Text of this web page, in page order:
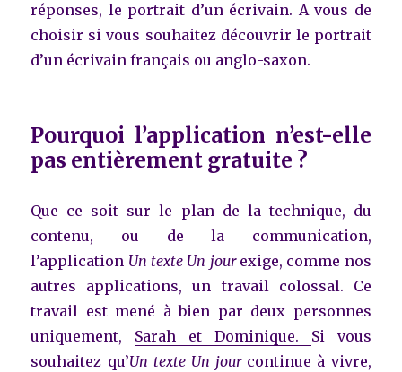
réponses, le portrait d’un écrivain. A vous de
choisir si vous souhaitez découvrir le portrait
d’un écrivain français ou anglo-saxon.
Pourquoi l’application n’est-elle
pas entièrement gratuite ?
Que ce soit sur le plan de la technique, du
contenu, ou de la communication,
l’application Un texte Un jourexige, comme nos
autres applications, un travail colossal. Ce
travail est mené à bien par deux personnes
uniquement, Sarah et Dominique. Si vous
souhaitez qu’Un texte Un jourcontinue à vivre,